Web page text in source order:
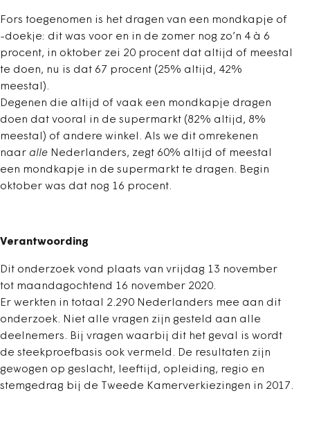
Fors toegenomen is het dragen van een mondkapje of
-doekje: dit was voor en in de zomer nog zo’n 4 à 6
procent, in oktober zei 20 procent dat altijd of meestal
te doen, nu is dat 67 procent (25% altijd, 42%
meestal).
Degenen die altijd of vaak een mondkapje dragen
doen dat vooral in de supermarkt (82% altijd, 8%
meestal) of andere winkel. Als we dit omrekenen
naar alle Nederlanders, zegt 60% altijd of meestal
een mondkapje in de supermarkt te dragen. Begin
oktober was dat nog 16 procent.
Verantwoording
Dit onderzoek vond plaats van vrijdag 13 november
tot maandagochtend 16 november 2020.
Er werkten in totaal 2.290 Nederlanders mee aan dit
onderzoek. Niet alle vragen zijn gesteld aan alle
deelnemers. Bij vragen waarbij dit het geval is wordt
de steekproefbasis ook vermeld. De resultaten zijn
gewogen op geslacht, leeftijd, opleiding, regio en
stemgedrag bij de Tweede Kamerverkiezingen in 2017.